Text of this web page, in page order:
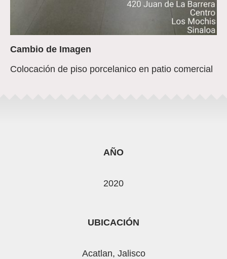
Cambio de Imagen
Colocación de piso porcelanico en patio comercial
AÑO
2020
UBICACIÓN
Acatlan, Jalisco